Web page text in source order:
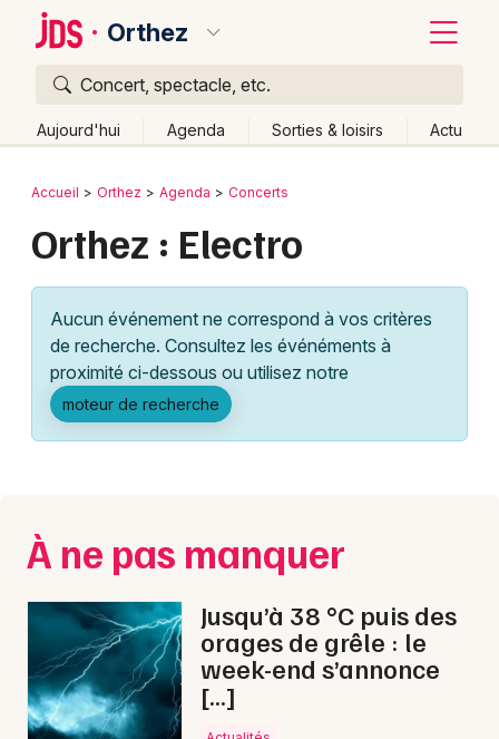
Orthez
Concert, spectacle, etc.
Aujourd'hui Agenda Sorties & loisirs Actu
Publier un événement
Grands événements
Activité & Expérience
Manifestations
Spectacles
Concerts
Sports
Soirées
Bordeaux
Lille
Lyon
Marseille
Nantes
Nice
Paris
Strasbourg
Retour
Accueil Orthez Agenda Concerts
Orthez : Electro
Aucun événement ne correspond à vos critères
de recherche. Consultez les événéments à
proximité ci-dessous ou utilisez notre
moteur de recherche
À ne pas manquer
Jusqu’à 38 °C puis des
orages de grêle : le
week-end s’annonce
[…]
Quoi ?
Où ?
Aquitaine
Partout Près de moi Changer de lieu
Quand ?
Ce week-end